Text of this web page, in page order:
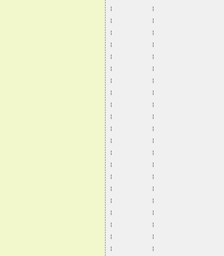
¦           ¦
¦           ¦
¦           ¦
¦           ¦
¦           ¦
¦           ¦
¦           ¦
¦           ¦
¦           ¦
¦           ¦
¦           ¦
¦           ¦
¦           ¦
¦           ¦
¦           ¦
¦           ¦
¦           ¦
¦           ¦
¦           ¦
¦           ¦
¦           ¦